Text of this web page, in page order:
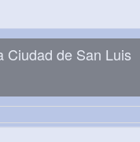
Ciudad de San Luis